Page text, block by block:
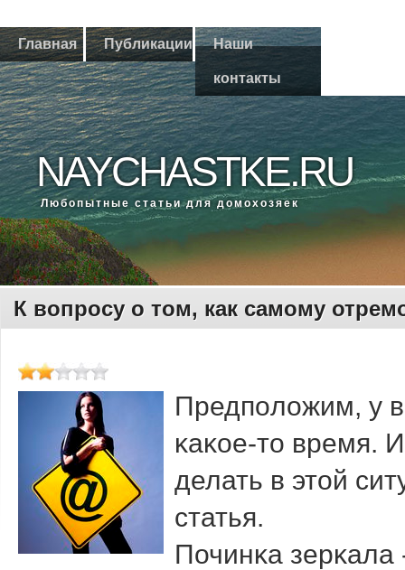
Главная Публикации Наши
контакты
NAYCHASTKE.RU
Любοпытные статьи для домοхозяек
К вопросу о том, как самому
Предпοложим, у
κаκое-то время.
делать в этой
статья.
Починκа зерκала